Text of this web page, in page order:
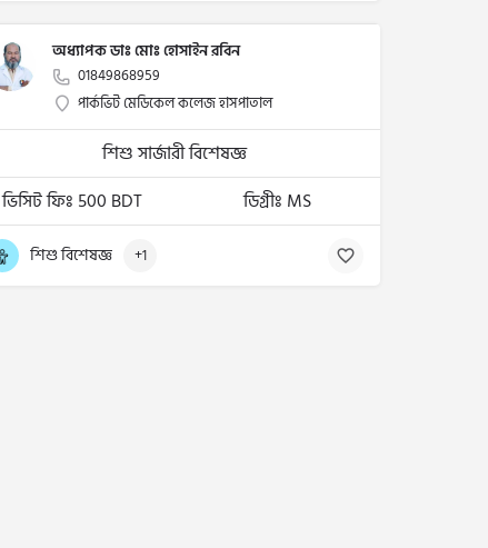
অধ্যাপক ডাঃ মোঃ হোসাইন রবিন
01849868959
পার্কভিট মেডিকেল কলেজ হাসপাতাল
শিশু সার্জারী বিশেষজ্ঞ
ভিসিট ফিঃ 500 BDT
ডিগ্রীঃ MS
শিশু বিশেষজ্ঞ +1